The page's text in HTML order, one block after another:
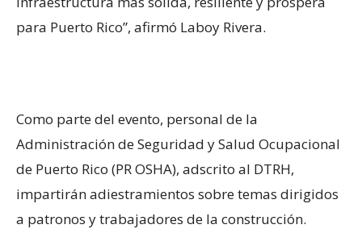
para Puerto Rico”, afirmó Laboy Rivera.
Como parte del evento, personal de la
Administración de Seguridad y Salud Ocupacional
de Puerto Rico (PR OSHA), adscrito al DTRH,
impartirán adiestramientos sobre temas dirigidos
a patronos y trabajadores de la construcción.